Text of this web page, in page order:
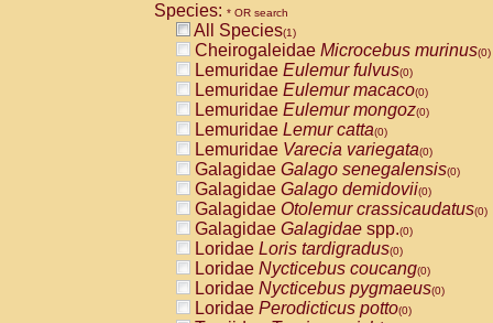
CebidaeCebus capucinus
CebidaeCebus nigrivittatus
CebidaeCebus spp.(0)
CebidaeSaimiri boliviensis(0)
CebidaeSaimiri sciureus(0)
AtelidaeAlouatta caraya(0)
AtelidaeAlouatta fusca(0)
AtelidaeAlouatta seniculus(0)
AtelidaeAlouattaspp.(0)
AtelidaeAteles belzebuth(0)
AtelidaeAteles geoffroyi(0)
AtelidaeAteles paniscus(0)
AtelidaeAtelesspp.(0)
AtelidaeLagothrix lagothricha(0)
AtelidaeLagothrix lagothricha cana
PitheciidaeCacajao calvus
Species: * OR search
All Species(1)
Cheirogaleidae Microcebus murinus(0)
Lemuridae Eulemur fulvus(0)
Lemuridae Eulemur macaco(0)
Lemuridae Eulemur mongoz(0)
Lemuridae Lemur catta(0)
Lemuridae Varecia variegata(0)
Galagidae Galago senegalensis(0)
Galagidae Galago demidovii(0)
Galagidae Otolemur crassicaudatus(0)
Galagidae Galagidae spp.(0)
Loridae Loris tardigradus(0)
Loridae Nycticebus coucang(0)
Loridae Nycticebus pygmaeus(0)
Loridae Perodicticus potto(0)